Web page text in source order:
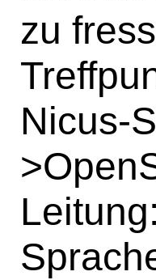
zu
Nicus-
>